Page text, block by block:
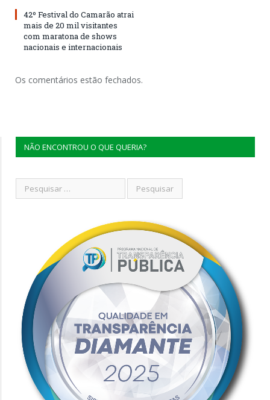
42º Festival do Camarão atrai
mais de 20 mil visitantes
com maratona de shows
nacionais e internacionais
Os comentários estão fechados.
NÃO ENCONTROU O QUE QUERIA?